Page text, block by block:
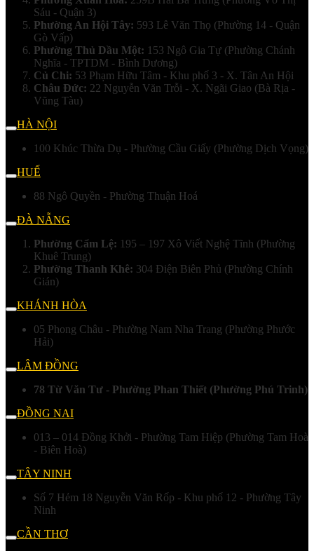
Sáu - Quận 3)
Phường An Hội Tây: 593 Lê Văn Thọ (Phường 14 - Quận
Gò Vấp)
Phường Thủ Dầu Một: 153 Ngô Gia Tự (Phường Chánh
Nghĩa - TPTDM - Bình Dương)
Củ Chi: 53 Phạm Hữu Tâm - Khu phố 3 - X. Tân An Hội
Châu Đức: 22 Nguyễn Văn Trỗi - X. Ngãi Giao (Bà Rịa -
Vũng Tàu)
HÀ NỘI
100 Khúc Thừa Dụ - Phường Cầu Giấy (Phường Dịch Vọng)
HUẾ
88 Ngô Quyền - Phường Thuận Hoá
ĐÀ NẴNG
Phường Cẩm Lệ: 195 – 197 Xô Viết Nghệ Tĩnh (Phường
Khuê Trung)
Phường Thanh Khê: 304 Điện Biên Phủ (Phường Chính
Gián)
KHÁNH HÒA
05 Phong Châu - Phường Nam Nha Trang (Phường Phước
Hải)
LÂM ĐỒNG
78 Từ Văn Tư - Phường Phan Thiết (Phường Phú Trinh)
ĐỒNG NAI
013 – 014 Đồng Khởi - Phường Tam Hiệp (Phường Tam Hoà
- Biên Hoà)
TÂY NINH
Số 7 Hẻm 18 Nguyễn Văn Rốp - Khu phố 12 - Phường Tây
Ninh
CẦN THƠ